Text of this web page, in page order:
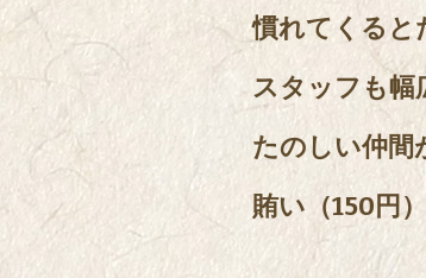
慣れてくると
スタッフも幅
たのしい仲間
賄い（150円